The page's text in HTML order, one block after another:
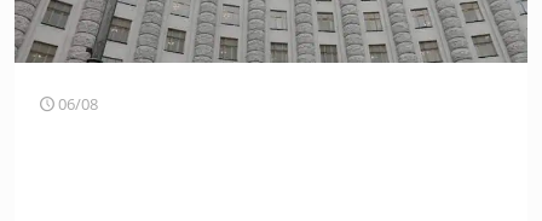
06/08